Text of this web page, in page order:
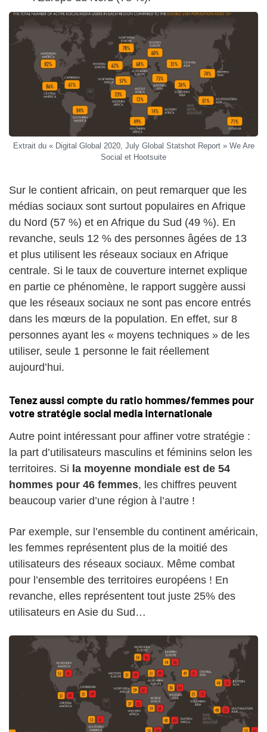
Extrait du « Digital Global 2020, July Global Statshot Report » We Are
Social et Hootsuite
Sur le contient africain, on peut remarquer que les
médias sociaux sont surtout populaires en Afrique
du Nord (57 %) et en Afrique du Sud (49 %). En
revanche, seuls 12 % des personnes âgées de 13
et plus utilisent les réseaux sociaux en Afrique
centrale. Si le taux de couverture internet explique
en partie ce phénomène, le rapport suggère aussi
que les réseaux sociaux ne sont pas encore entrés
dans les mœurs de la population. En effet, sur 8
personnes ayant les « moyens techniques » de les
utiliser, seule 1 personne le fait réellement
aujourd’hui.
Tenez aussi compte du ratio hommes/femmes pour
votre stratégie social media internationale
Autre point intéressant pour affiner votre stratégie :
la part d’utilisateurs masculins et féminins selon les
territoires. Si la moyenne mondiale est de 54
hommes pour 46 femmes, les chiffres peuvent
beaucoup varier d’une région à l’autre !
Par exemple, sur l’ensemble du continent américain,
les femmes représentent plus de la moitié des
utilisateurs des réseaux sociaux. Même combat
pour l’ensemble des territoires européens ! En
revanche, elles représentent tout juste 25% des
utilisateurs en Asie du Sud…